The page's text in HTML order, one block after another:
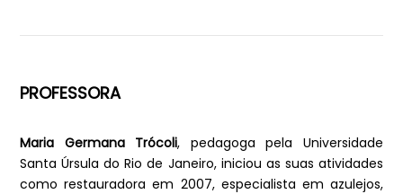
PROFESSORA
Maria Germana Trócoli, pedagoga pela Universidade
Santa Úrsula do Rio de Janeiro, iniciou as suas atividades
como restauradora em 2007, especialista em azulejos,